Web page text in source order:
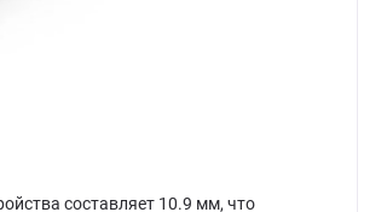
составляет 10.9 мм, что